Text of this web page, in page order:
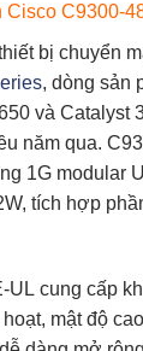
Cisco C9300-
bị chuyển
, dòng sản
và Catalyst
năm qua.
1G modular
tích hợp
UL cung cấp
mật độ